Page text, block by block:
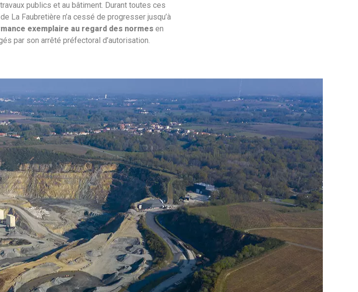
publics et au bâtiment. Durant toutes ces
La Faubretière n’a cessé de progresser jusqu’à
exemplaire au regard des normesen
par son arrêté préfectoral d’autorisation.